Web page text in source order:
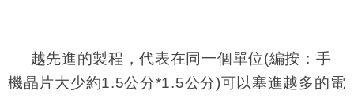
越先進的製程，代表在同一個單位(編按：手
機晶片大少約1.5公分*1.5公分)可以塞進越多的電